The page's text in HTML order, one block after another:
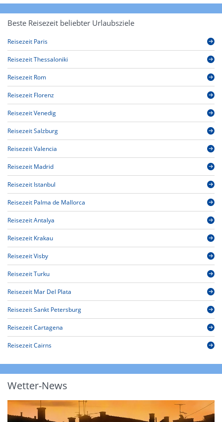
Beste Reisezeit beliebter Urlaubsziele
Reisezeit Paris
Reisezeit Thessaloniki
Reisezeit Rom
Reisezeit Florenz
Reisezeit Venedig
Reisezeit Salzburg
Reisezeit Valencia
Reisezeit Madrid
Reisezeit Istanbul
Reisezeit Palma de Mallorca
Reisezeit Antalya
Reisezeit Krakau
Reisezeit Visby
Reisezeit Turku
Reisezeit Mar Del Plata
Reisezeit Sankt Petersburg
Reisezeit Cartagena
Reisezeit Cairns
Wetter-News